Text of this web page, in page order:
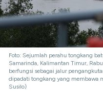
Foto: Sejumlah perahu tongkang
Samarinda, Kalimantan Timur,
berfungsi sebagai jalur
dipadati tongkang yang membawa
Susilo)